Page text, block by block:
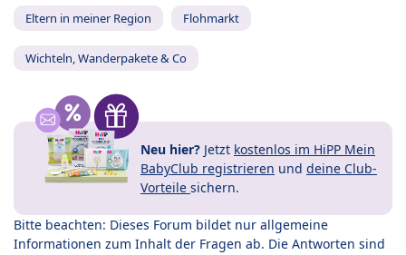
Eltern in meiner Region Flohmarkt
Wichteln, Wanderpakete & Co
Neu hier? Jetzt kostenlos im HiPP Mein
BabyClub registrieren und deine Club-
Vorteile sichern.
Bitte beachten: Dieses Forum bildet nur allgemeine
Informationen zum Inhalt der Fragen ab. Die Antworten sind